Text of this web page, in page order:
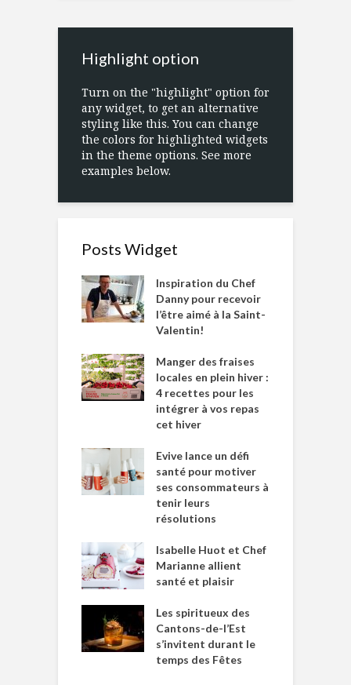
Highlight option
Turn on the "highlight" option for
any widget, to get an alternative
styling like this. You can change
the colors for highlighted widgets
in the theme options. See more
examples below.
Posts Widget
Inspiration du Chef
Danny pour recevoir
l’être aimé à la Saint-
Valentin!
Manger des fraises
locales en plein hiver :
4 recettes pour les
intégrer à vos repas
cet hiver
Evive lance un défi
santé pour motiver
ses consommateurs à
tenir leurs
résolutions
Isabelle Huot et Chef
Marianne allient
santé et plaisir
Les spiritueux des
Cantons-de-l’Est
s’invitent durant le
temps des Fêtes